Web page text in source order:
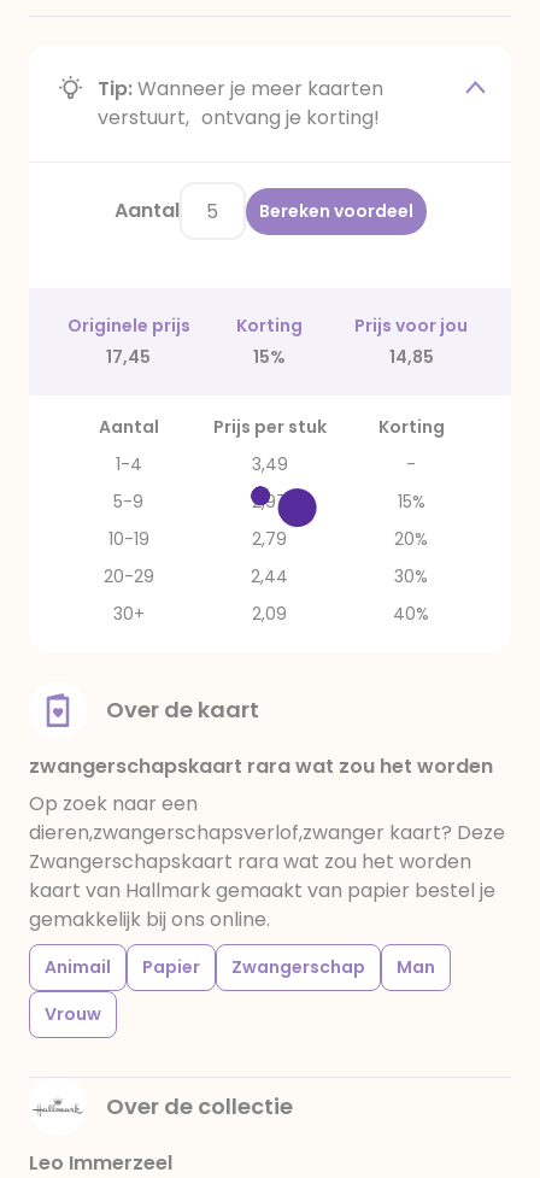
Tip:Wanneer je meer kaarten
verstuurt, ontvang je korting!
Aantal Bereken voordeel
Originele prijs Korting
Prijs voor jou
17,45
15% 14,85
Aantal Prijs per stuk
Korting
1-4
3,49
-
5-9
2,97
15%
10-19
2,79
20%
20-29
2,44
30%
30+
2,09 40%
Over de kaart
zwangerschapskaart rara wat zou het worden
Op zoek naar een
dieren,zwangerschapsverlof,zwanger kaart? Deze
Zwangerschapskaart rara wat zou het worden
kaart van Hallmark gemaakt van papier bestel je
gemakkelijk bij ons online.
Animail Papier Zwangerschap
Man
Vrouw
Over de collectie
Leo Immerzeel